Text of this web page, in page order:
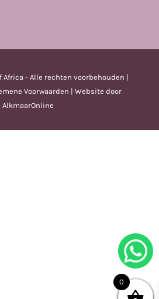
Africa - Alle rechten voorbehouden |
Voorwaarden | Website door
AlkmaarOnline
0